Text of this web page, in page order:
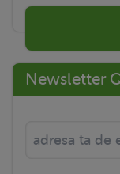
Newsletter